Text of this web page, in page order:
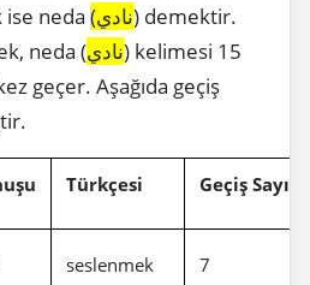
neda (نادي) demektir.
neda (نادي) kelimesi 15
geçer. Aşağıda geçiş
Türkçesi Geçiş Sayısı
seslenmek 7